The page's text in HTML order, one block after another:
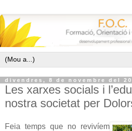
divendres, 8 de novembre del
Les xarxes socials i
nostra societat per
Feia temps que no revivíem